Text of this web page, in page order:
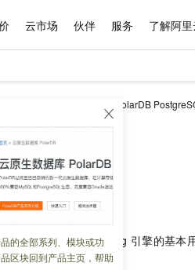
云市场 伙伴 服务 了解阿里
的全部系列、模块或功
区块回到产品主页，帮助
云原生数据库PolarDB
01:58:52
解 GanosMapMatching 引擎的基本
。
Kimi-K3 NEW
Kimi 最新旗舰模型，长
靠的大模型服务
级电脑
域名与网站
对象存储 OSS
一站式AI开发、训练和
Qoder CN
新方式
付可用成果
属领域专家
多领域专家智能体,一键组建 AI 虚拟交付团队
影视创作平台
睿译宝，AI翻译排版
GLM-5.2：长任务时
自主进化，持久记忆
Claude Code +
价云产品抢先购
单最高返9万
证享300元代金券
AI 特惠
智启 AI 普惠权益
阿里云 OPC 创新助力
至高百万元 Token 补
Qwen3.8-Max 首发尝
千问办公，限时限量
价格计算器
自助选配和估算价格
价格优势
推动算力普惠，释放技
版
数据与 API
数据集
身份实名认证
短信
OCR 文字识别
发票查验
成为产品伙伴
产品生态集成认证中心
产品生态伙伴工作台
企业增值服务
企业支持计划
企业增值服务台
服务实践
最佳实践
云上春晚
云栖战略参考
云上的中国
看见新力量
金融模力时刻